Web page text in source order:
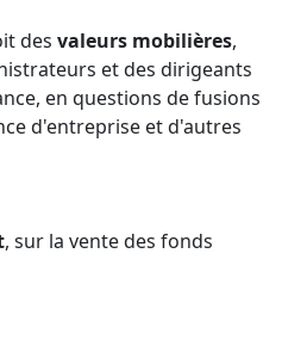
des valeurs mobilières,
et des dirigeants
en questions de fusions
d'entreprise et d'autres
, sur la vente des fonds